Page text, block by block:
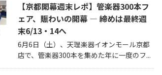
【京都開幕週末レポ】管楽器300本フ
ェア、賑わいの開幕 — 締めは最終週
末6/13・14へ
6月6日（土）、天理楽器イオンモール京都
店で、管楽器300本を集めた年に一度のフ...